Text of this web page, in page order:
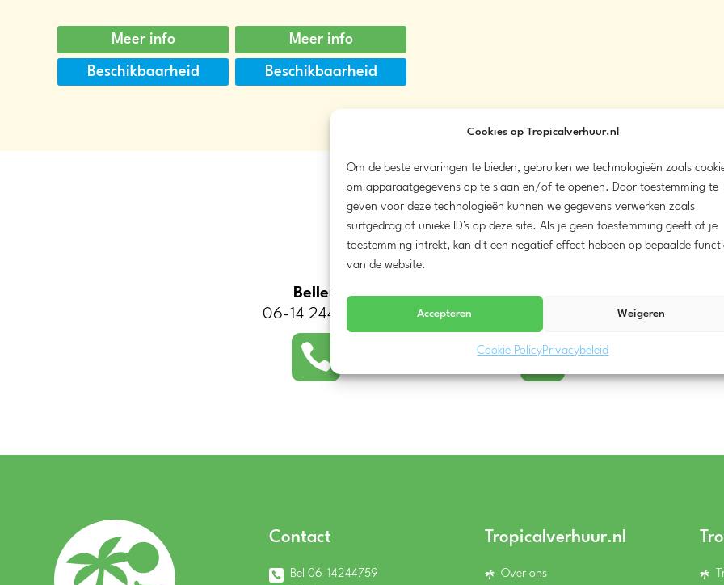
Cookies op Tropicalverhuur.nl
Om de beste ervaringen te bieden, gebruiken we technologieën zoals
om apparaatgegevens op te slaan en/of te openen. Door toestemming te
geven voor deze technologieën kunnen we gegevens verwerken zoals
surfgedrag of unieke ID's op deze site. Als je geen toestemming geeft of je
toestemming intrekt, kan dit een negatief effect hebben op bepaalde
van de website.
Accepteren Weigeren
Cookie PolicyPrivacybeleid
Meer info
Beschikbaarheid
Meer info
Beschikbaarheid
Meer weten?
Bellen
06-14 244 759

Whatsapp

Contact
Bel 06-14244759
Tropicalverhuur.nl
Over ons